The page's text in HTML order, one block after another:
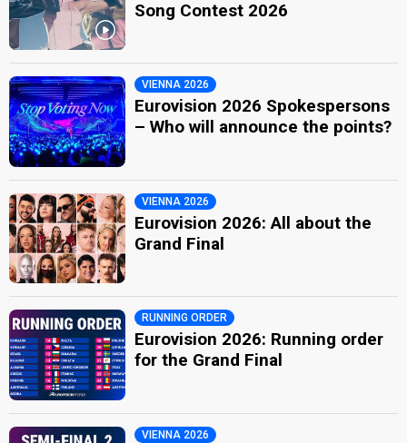
Song Contest 2026
VIENNA 2026
Eurovision 2026 Spokespersons
– Who will announce the points?
VIENNA 2026
Eurovision 2026: All about the
Grand Final
RUNNING ORDER
Eurovision 2026: Running order
for the Grand Final
VIENNA 2026